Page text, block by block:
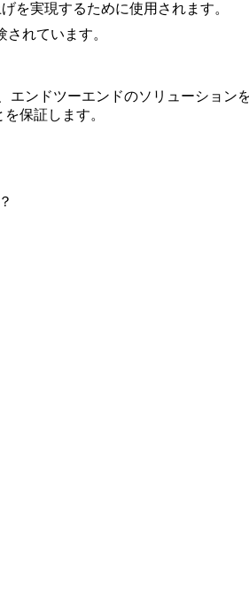
を実現するために使用されます。
れています。
エンドツーエンドのソリューション
保証します。